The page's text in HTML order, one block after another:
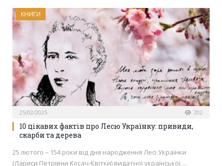
КНИГИ
25/02/2025 202
10 цікавих фактів про Лесю Українку: привиди,
скарби та дерева
25 лютого – 154 роки від дня народження Лесі Українки
(Лариси Петрівни Косач-​Квітки) видатної української…